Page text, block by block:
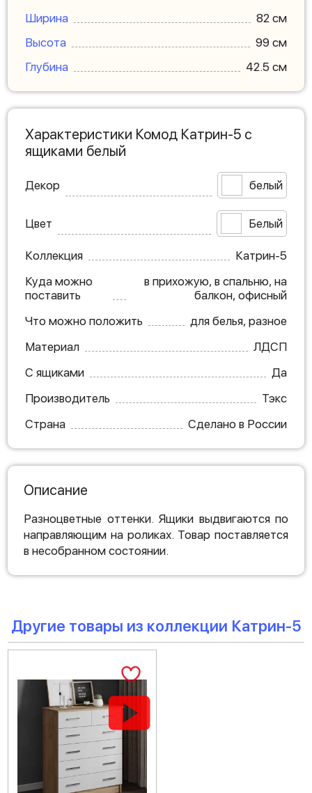
Ширина
82 см
Высота
99 см
Глубина
42.5 см
Характеристики Комод Катрин-5 с
ящиками белый
Декор белый
Цвет Белый
Коллекция
Катрин-5
Куда можно
поставить
в прихожую, в спальню, на
балкон, офисный
Что можно положить
для белья, разное
Материал
ЛДСП
С ящиками
Да
Производитель
Тэкс
Страна
Сделано в России
Описание
Разноцветные оттенки. Ящики выдвигаются по
направляющим на роликах. Товар поставляется
в несобранном состоянии.
Другие товары из коллекции Катрин-5